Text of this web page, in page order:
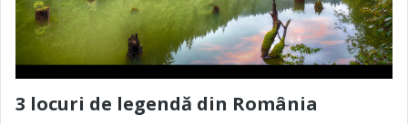
3 locuri de legendă din România